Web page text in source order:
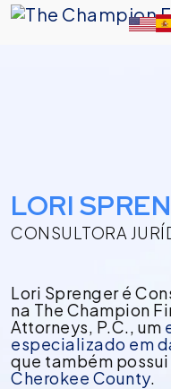
Skip
LORI
CONSULTORA
Lori Sprenger é
na The Champion
Attorneys, P.C., um
especializado em
que também
Cherokee County.